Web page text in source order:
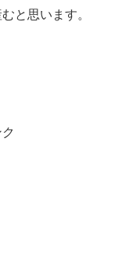
と思います。